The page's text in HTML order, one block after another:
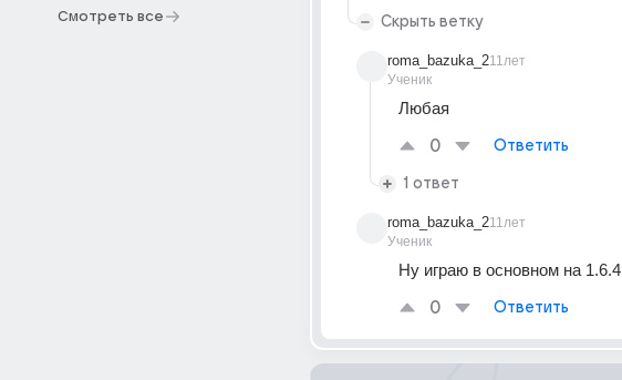
Смотреть все Скрыть ветку
roma_bazuka_2
Ученик
11лет
Любая
0 Ответить
1 ответ
roma_bazuka_2
Ученик
11лет
Ну играю в основном на 1.6.4
0 Ответить